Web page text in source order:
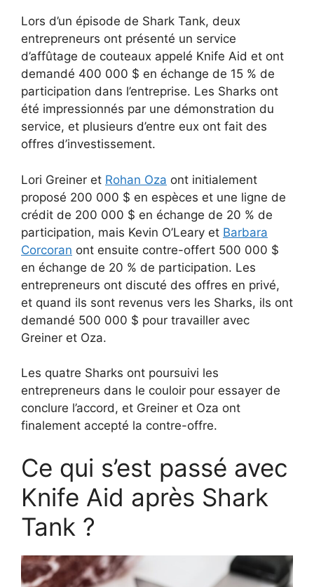
Lors d’un épisode de Shark Tank, deux
entrepreneurs ont présenté un service
d’affûtage de couteaux appelé Knife Aid et ont
demandé 400 000 $ en échange de 15 % de
participation dans l’entreprise. Les Sharks ont
été impressionnés par une démonstration du
service, et plusieurs d’entre eux ont fait des
offres d’investissement.
Lori Greiner et Rohan Oza ont initialement
proposé 200 000 $ en espèces et une ligne de
crédit de 200 000 $ en échange de 20 % de
participation, mais Kevin O’Leary et Barbara
Corcoran ont ensuite contre-offert 500 000 $
en échange de 20 % de participation. Les
entrepreneurs ont discuté des offres en privé,
et quand ils sont revenus vers les Sharks, ils ont
demandé 500 000 $ pour travailler avec
Greiner et Oza.
Les quatre Sharks ont poursuivi les
entrepreneurs dans le couloir pour essayer de
conclure l’accord, et Greiner et Oza ont
finalement accepté la contre-offre.
Ce qui s’est passé avec
Knife Aid après Shark
Tank ?